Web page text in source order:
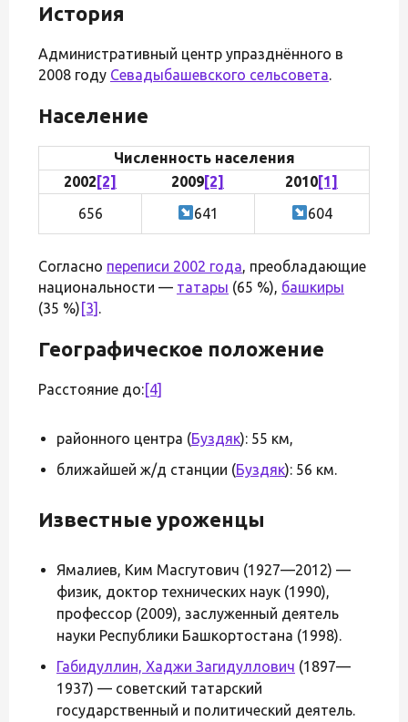
История
Административный центр упразднённого в
2008 году Севадыбашевского сельсовета.
Население
Численность населения
2002 [2] 2009[2] 2010[1]
656
641 604
Согласно переписи 2002 года, преобладающие
национальности — татары (65 %), башкиры
(35 %) [3] .
Географическое положение
Расстояние до:[4]
районного центра (Буздяк): 55 км,
ближайшей ж/д станции (Буздяк): 56 км.
Известные уроженцы
Ямалиев, Ким Масгутович (1927—2012) —
физик, доктор технических наук (1990),
профессор (2009), заслуженный деятель
науки Республики Башкортостана (1998).
Габидуллин, Хаджи Загидуллович (1897—
1937) — советский татарский
государственный и политический деятель.